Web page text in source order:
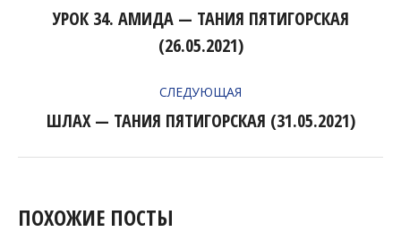
Предыдущая
запись:
УРОК 34. АМИДА — ТАНИЯ ПЯТИГОРСКАЯ
(26.05.2021)
СЛЕДУЮЩАЯ
Следующая
ШЛАХ — ТАНИЯ ПЯТИГОРСКАЯ (31.05.2021)
ПОХОЖИЕ ПОСТЫ